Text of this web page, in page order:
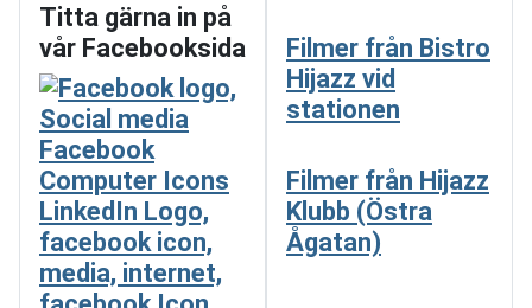
Titta gärna in på
vår Facebooksida
Filmer från Bistro
Hijazz vid
stationen
Filmer från Hijazz
Klubb (Östra
Ågatan)